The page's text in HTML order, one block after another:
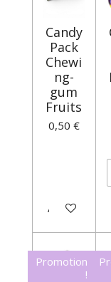
Candy
Pack
Chewi
ng-
gum
Fruits
0,50 €
Ajouter au
Promotion
!